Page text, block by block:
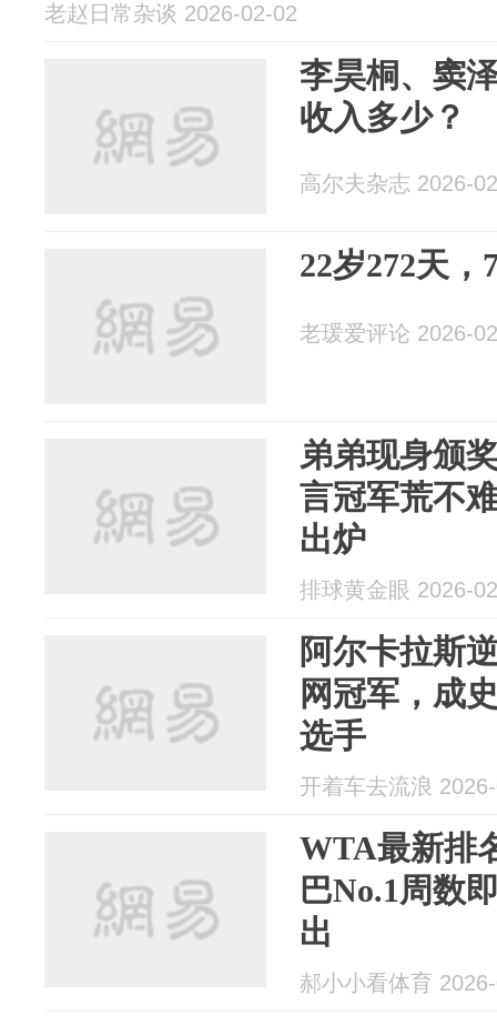
老赵日常杂谈 2026-02-02
李昊桐、窦
收入多少？
高尔夫杂志 2026-
22岁272天
老瑗爱评论 2026-
弟弟现身颁
言冠军荒不
出炉
排球黄金眼 2026-
阿尔卡拉斯
网冠军，成
选手
开着车去流浪
WTA最新排
巴No.1周数
出
郝小小看体育